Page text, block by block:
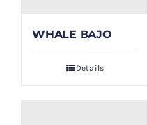
PAYMENT
WHALE BAJO
Details